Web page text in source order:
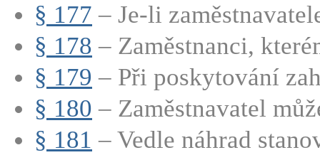
§ 177 – Je-li
§ 178 – Zaměstnanci,
§ 179 – Při poskytování
§ 180 – Zaměstnavatel
§ 181 – Vedle náhrad